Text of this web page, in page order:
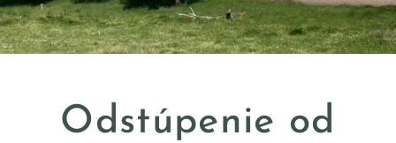
Odstúpenie od